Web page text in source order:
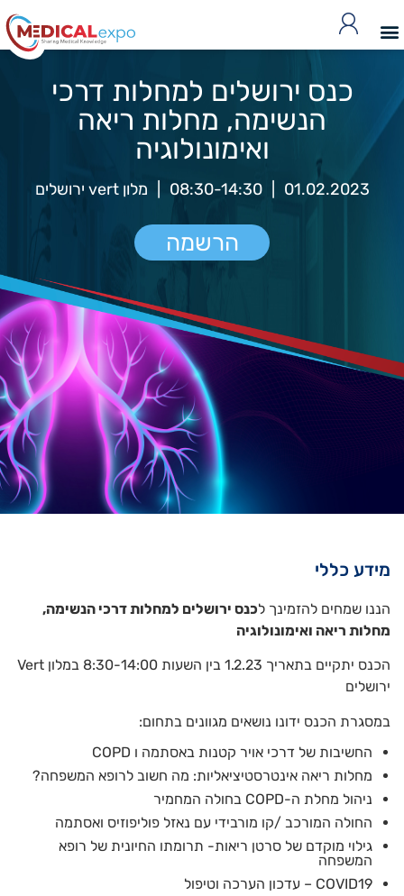
כנס ירושלים למחלות דרכי
הנשימה, מחלות ריאה
ואימונולוגיה
01.02.2023
08:30-14:30 מלון vert ירושלים
הרשמה
מידע כללי
הננו שמחים להזמינך לכנס ירושלים למחלות דרכי הנשימה,
מחלות ריאה ואימונולוגיה
הכנס יתקיים בתאריך 1.2.23 בין השעות 8:30-14:00 במלון Vert
ירושלים
במסגרת הכנס ידונו נושאים מגוונים בתחום:
החשיבות של דרכי אויר קטנות באסתמה ו COPD
מחלות ריאה אינטרסטיציאליות: מה חשוב לרופא המשפחה?
ניהול מחלת ה-COPD בחולה המחמיר
החולה המורכב /קו מורבידי עם נאזל פוליפוזיס ואסתמה
גילוי מוקדם של סרטן ריאות- תרומתו החיונית של רופא
המשפחה
COVID19 – עדכון הערכה וטיפול